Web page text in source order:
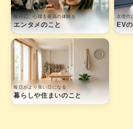
毎日に、心躍る最高の体験を
エンタメのこと
次世代
EV
毎日がより良い日になる
暮らしや住まいのこと